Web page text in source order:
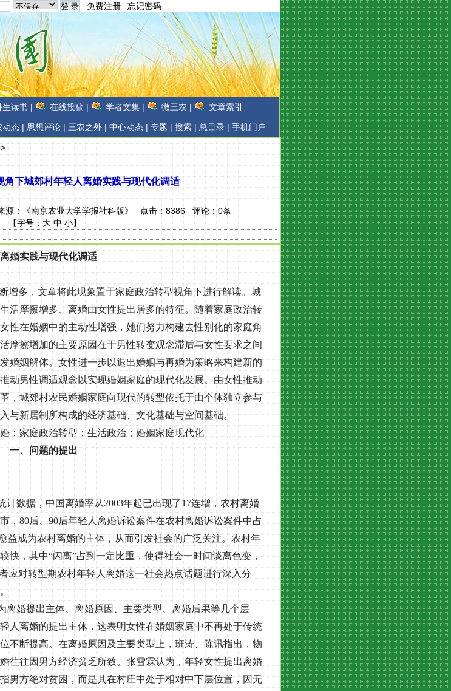
免费注册 忘记密码
生读书 | 在线投稿 | 学者文集 | 微三农 | 文章索引
动态 | 思想评论 | 三农之外 | 中心动态 | 专题 | 搜索 | 总目录 | 手机门户
角下城郊村年轻人离婚实践与现代化调适
：《南京农业大学学报社科版》点击：8386 评论：0条
【字号：大 中 小】
婚实践与现代化调适
增多，文章将此现象置于家庭政治转型视角下进行解读。城
活摩擦增多、离婚由女性提出居多的特征。随着家庭政治转
性在婚姻中的主动性增强，她们努力构建去性别化的家庭角
摩擦增加的主要原因在于男性转变观念滞后与女性要求之间
婚姻解体。女性进一步以退出婚姻与再婚为策略来构建新的
动男性调适观念以实现婚姻家庭的现代化发展。由女性推动
，城郊村农民婚姻家庭向现代的转型依托于由个体独立参与
与新居制所构成的经济基础、文化基础与空间基础。
；家庭政治转型；生活政治；婚姻家庭现代化
一、问题的提出
计数据，中国离婚率从2003年起已出现了17连增，农村离婚
， 80后、 90后年轻人离婚诉讼案件在农村离婚诉讼案件中占
益成为农村离婚的主体，从而引发社会的广泛关注。农村年
快，其中“闪离”占到一定比重，使得社会一时间谈离色变，
应对转型期农村年轻人离婚这一社会热点话题进行深入分
离婚提出主体、离婚原因、主要类型、离婚后果等几个层
人离婚的提出主体，这表明女性在婚姻家庭中不再处于传统
不断提高。在离婚原因及主要类型上，班涛、陈讯指出，物
往往因男方经济贫乏所致。张雪霖认为，年轻女性提出离婚
男方绝对贫困，而是其在村庄中处于相对中下层位置，因无